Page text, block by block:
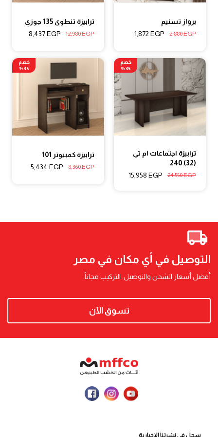
برواز تسنيم
2,880EGP
1,872 EGP
ترابيزة تنطوى 135 جوزي
12,980EGP
8,437EGP
ترابيزة اجتماعات ام تي
(32) 240
24,550EGP
15,958 EGP
خصم
35%
ترابيزة كمبيوتر 101
8,360EGP
5,434 EGP
خصم
35%
التوصيل في أي مكان في مصر
أفضل أسعار الشحن والتوصيل. التركيب مجاناً.
تسوق الآن
سجل في نشرتنا الإخبارية